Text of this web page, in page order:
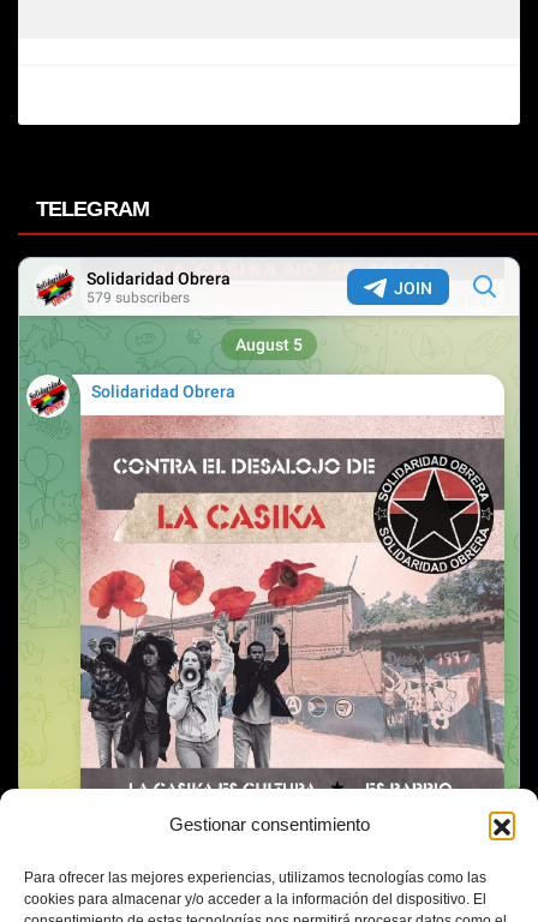
Gestionar consentimiento
Para ofrecer las mejores experiencias, utilizamos tecnologías como las
cookies para almacenar y/o acceder a la información del dispositivo. El
TELEGRAM